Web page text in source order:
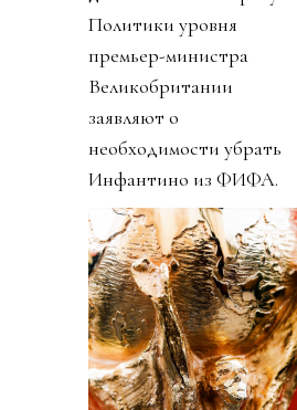
Политики уровня
премьер-министра
Великобритании
заявляют о
необходимости убрать
Инфантино из ФИФА.